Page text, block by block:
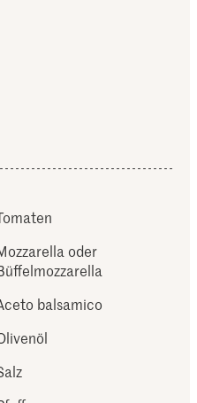
oder
balsamico